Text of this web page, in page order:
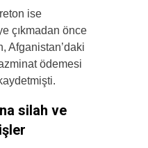
ise
çıkmadan önce
Afganistan’daki
ödemesi
silah ve